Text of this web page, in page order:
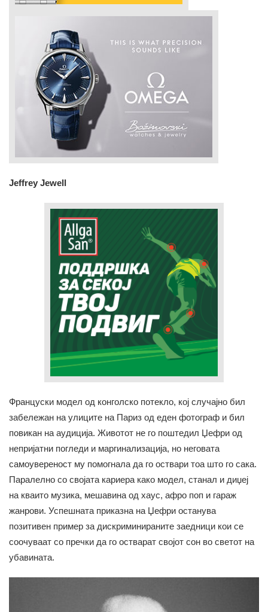
Jeffrey Jewell
Француски модел од конголско потекло, кој случајно бил
забележан на улиците на Париз од еден фотограф и бил
повикан на аудиција. Животот не го поштедил Џефри од
непријатни погледи и маргинализација, но неговата
самоувереност му помогналa да го оствари тоа што го сака.
Паралелно со својата кариера како модел, станал и диџеј
на кваито музика, мешавина од хаус, афро поп и гараж
жанрови. Успешната приказна на Џефри останува
позитивен пример за дискриминираните заедници кои се
соочуваат со пречки да го остварат својот сон во светот на
убавината.